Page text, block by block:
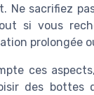
Ne sacrifiez
si vous
prolongée
ces
des bottes